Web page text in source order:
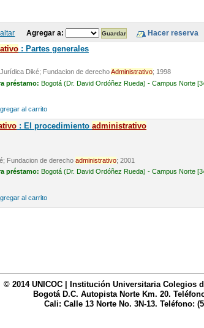
Agregar a:
: Partes generales
Diké; Fundacion de derechoAdministrativo; 1998
préstamo: Bogotá (Dr. David Ordóñez Rueda) - Campus Norte
al carrito
: El procedimiento administrativo
Fundacion de derecho administrativo; 2001
préstamo: Bogotá (Dr. David Ordóñez Rueda) - Campus Norte
al carrito
© 2014 UNICOC | Institución Universitaria Colegios
Bogotá D.C. Autopista Norte Km. 20.
Cali: Calle 13 Norte No. 3N-13. Teléfono: